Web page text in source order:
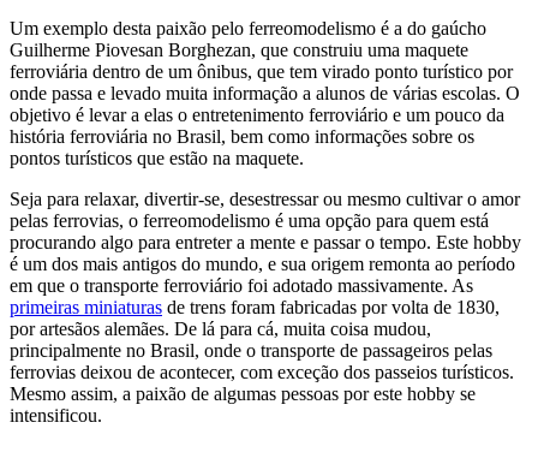
Um exemplo desta paixão pelo ferreomodelismo é a do gaúcho
Guilherme Piovesan Borghezan, que construiu uma maquete
ferroviária dentro de um ônibus, que tem virado ponto turístico por
onde passa e levado muita informação a alunos de várias escolas. O
objetivo é levar a elas o entretenimento ferroviário e um pouco da
história ferroviária no Brasil, bem como informações sobre os
pontos turísticos que estão na maquete.
Seja para relaxar, divertir-se, desestressar ou mesmo cultivar o amor
pelas ferrovias, o ferreomodelismo é uma opção para quem está
procurando algo para entreter a mente e passar o tempo. Este hobby
é um dos mais antigos do mundo, e sua origem remonta ao período
em que o transporte ferroviário foi adotado massivamente. As
primeiras miniaturas de trens foram fabricadas por volta de 1830,
por artesãos alemães. De lá para cá, muita coisa mudou,
principalmente no Brasil, onde o transporte de passageiros pelas
ferrovias deixou de acontecer, com exceção dos passeios turísticos.
Mesmo assim, a paixão de algumas pessoas por este hobby se
intensificou.